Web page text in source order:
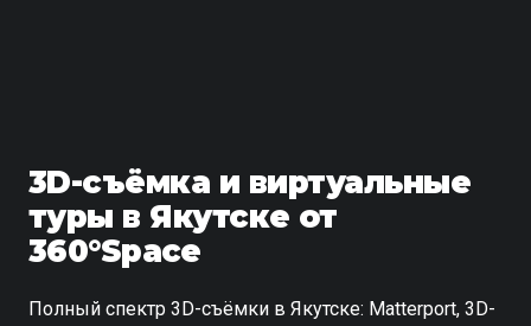
3D-съёмка и виртуальные
туры в Якутске от
360°Space
Полный спектр 3D-съёмки в Якутске: Matterport, 3D-